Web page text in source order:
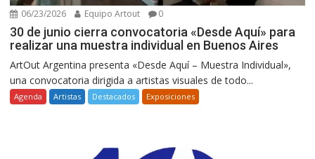
06/23/2026 Equipo Artout 0
30 de junio cierra convocatoria «Desde Aquí» para
realizar una muestra individual en Buenos Aires
ArtOut Argentina presenta «Desde Aquí – Muestra Individual»,
una convocatoria dirigida a artistas visuales de todo...
Agenda Artistas Destacados Exposiciones